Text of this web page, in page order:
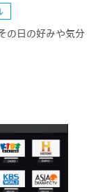
の日の好みや気分